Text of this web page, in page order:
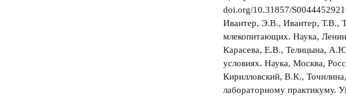
doi.org/10.31857/
Ивантер, Э.В., Ивантер, Т.В.,
млекопитающих. Наука,
Карасева, Е.В., Телицына,
условиях. Наука, Москва,
Кирилловский, В.К.,
лабораторному практикуму.